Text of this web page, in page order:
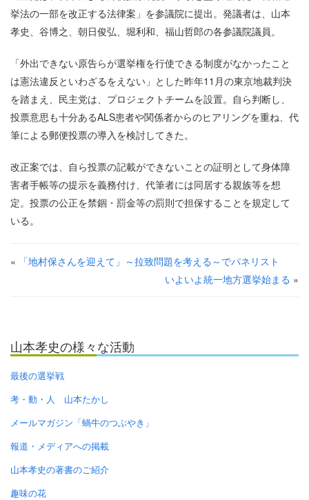
挙法の一部を改正する法律案」を参議院に提出。発議者は、山本
孝史、谷博之、朝日俊弘、堀利和、福山哲郎の各参議院議員。
「外出できない原告らが選挙権を行使できる制度がなかったこと
は憲法違反といわざるをえない」とした昨年11月の東京地裁判決
を踏まえ、民主党は、プロジェクトチームを設置。自ら判断し、
投票意思も十分あるALS患者や関係者からのヒアリングを重ね、代
筆による郵便投票の導入を検討してきた。
改正案では、自ら投票の記載ができないことの証明として身体障
害者手帳等の提示を義務付け、代筆者には同居する親族等を想
定。投票の公正を禁錮・罰金等の罰則で担保することを規定して
いる。
«
「地村保さんを迎えて」～拉致問題を考える～でパネリスト
いよいよ統一地方選挙始まる »
山本孝史の様々な活動
最後の選挙戦
考・動・人 山本たかし
メールマガジン「蝸牛のつぶやき」
報道・メディアへの掲載
山本孝史の著書のご紹介
趣味の花